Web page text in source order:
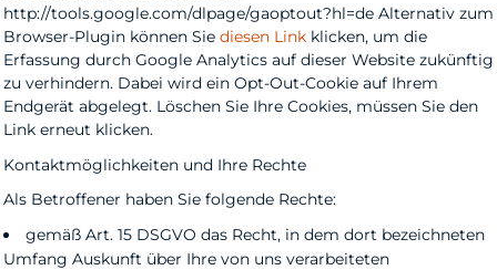
http://tools.google.com/dlpage/gaoptout?hl=de Alternativ zum
Browser-Plugin können Sie diesen Link klicken, um die
Erfassung durch Google Analytics auf dieser Website zukünftig
zu verhindern. Dabei wird ein Opt-Out-Cookie auf Ihrem
Endgerät abgelegt. Löschen Sie Ihre Cookies, müssen Sie den
Link erneut klicken.
Kontaktmöglichkeiten und Ihre Rechte
Als Betroffener haben Sie folgende Rechte:
gemäß Art. 15 DSGVO das Recht, in dem dort bezeichneten
Umfang Auskunft über Ihre von uns verarbeiteten